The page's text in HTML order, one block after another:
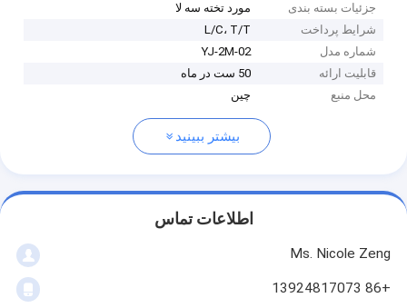
جزئیات بسته بندی
مورد تخته سه لا
شرایط پرداخت
L/C، T/T
شماره مدل
YJ-2M-02
قابلیت ارائه
50 ست در ماه
محل منبع
چین
بیشتر ببینید
اطلاعات تماس
Ms. Nicole Zeng
+86 13924817073